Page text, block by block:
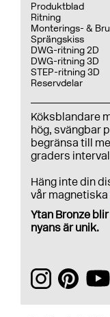
Produktblad
Ritning
Monterings- &
Sprängskiss
DWG-ritning 2D
DWG-ritning 3D
STEP-ritning 3D
Reservdelar
Köksblandare
hög, svängbar
begränsa till
graders
Häng inte din
vår magnetiska
Ytan Bronze
nyans är unik.